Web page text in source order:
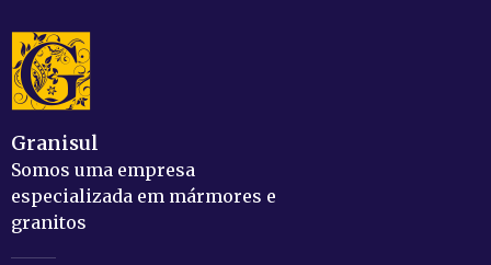
Granisul
Somos uma empresa
especializada em mármores e
granitos